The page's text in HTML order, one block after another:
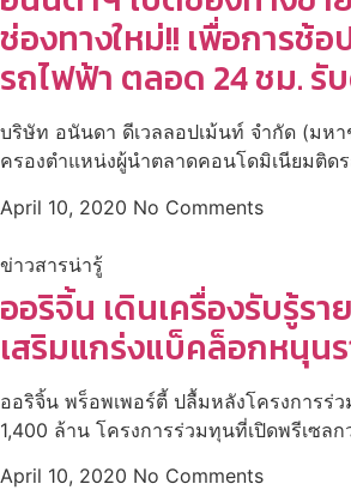
ช่องทางใหม่!! เพื่อการช้
รถไฟฟ้า ตลอด 24 ชม. รั
บริษัท อนันดา ดีเวลลอปเม้นท์ จำกัด (มห
ครองตำแหน่งผู้นำตลาดคอนโดมิเนียมติด
April 10, 2020 No Comments
ข่าวสารน่ารู้
ออริจิ้น เดินเครื่องรับรู้ร
เสริมแกร่งแบ็คล็อกหนุน
ออริจิ้น พร็อพเพอร์ตี้ ปลื้มหลังโครงการร่
1,400 ล้าน โครงการร่วมทุนที่เปิดพรีเซล
April 10, 2020 No Comments